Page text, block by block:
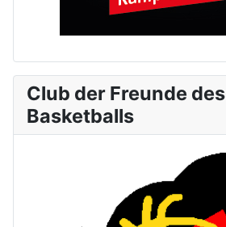
Club der Freunde des
Basketballs